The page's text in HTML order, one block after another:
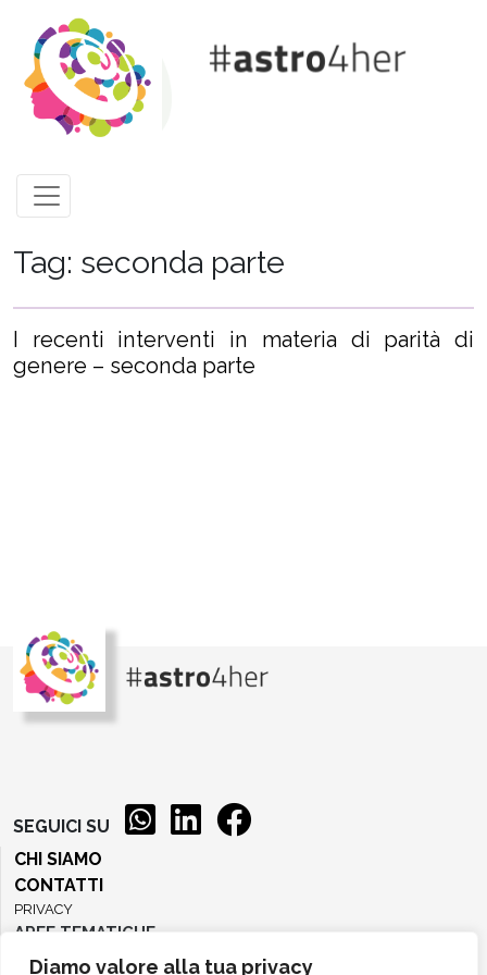
Diamo valore alla tua privacy
Tag: seconda parte
I recenti interventi in materia di parità di
genere – seconda parte
SEGUICI SU
CHI SIAMO
CONTATTI
PRIVACY
AREE TEMATICHE